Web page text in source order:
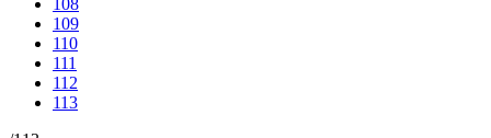
108
109
110
111
112
113